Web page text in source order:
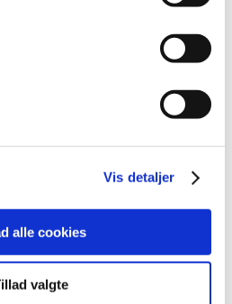
Vis detaljer
alle cookies
valgte